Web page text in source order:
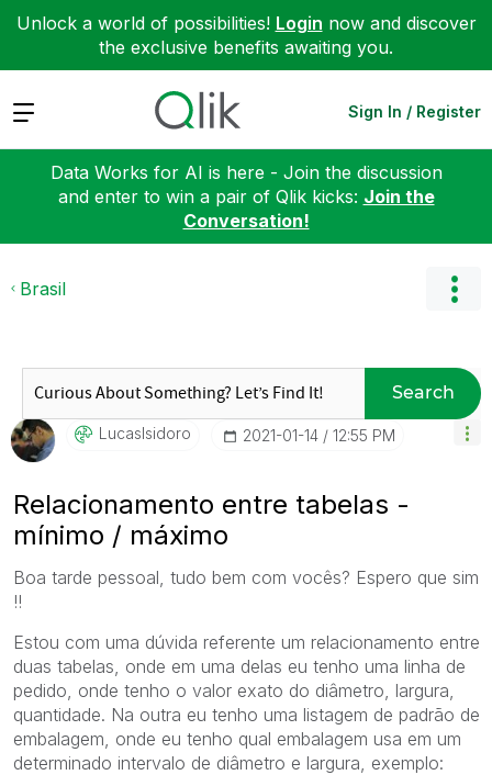
Unlock a world of possibilities! Login now and discover
the exclusive benefits awaiting you.
Expand Sign In / Register
Data Works for AI is here - Join the discussion
and enter to win a pair of Qlik kicks: Join the
Conversation!
Brasil
Search
LucasIsidoro ‎2021-01-14 12:55 PM
Relacionamento entre tabelas -
mínimo / máximo
Boa tarde pessoal, tudo bem com vocês? Espero que sim
!!
Estou com uma dúvida referente um relacionamento entre
duas tabelas, onde em uma delas eu tenho uma linha de
pedido, onde tenho o valor exato do diâmetro, largura,
quantidade. Na outra eu tenho uma listagem de padrão de
embalagem, onde eu tenho qual embalagem usa em um
determinado intervalo de diâmetro e largura, exemplo: